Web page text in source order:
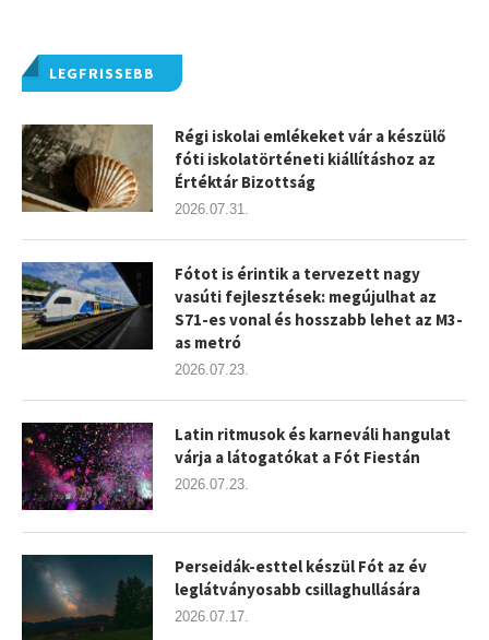
LEGFRISSEBB
Régi iskolai emlékeket vár a készülő
fóti iskolatörténeti kiállításhoz az
Értéktár Bizottság
2026.07.31.
Fótot is érintik a tervezett nagy
vasúti fejlesztések: megújulhat az
S71-es vonal és hosszabb lehet az M3-
as metró
2026.07.23.
Latin ritmusok és karneváli hangulat
várja a látogatókat a Fót Fiestán
2026.07.23.
Perseidák-esttel készül Fót az év
leglátványosabb csillaghullására
2026.07.17.